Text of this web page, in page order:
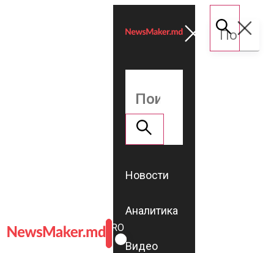
ROMÂNĂ
RU
Новости
Аналитика
Видео